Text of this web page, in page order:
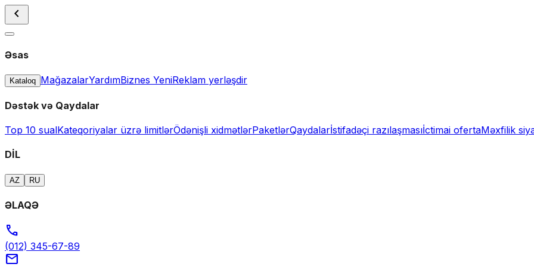
chevron_left
Əsas
Kataloq MağazalarYardımBiznes YeniReklam yerləşdir
Dəstək və Qaydalar
Top 10 sualKateqoriyalar üzrə limitlərÖdənişli xidmətlərPaketlərQaydalarİstifadəçi razılaşmasıİctimai ofertaMəxfilik
DİL
AZ RU
ƏLAQƏ
call
(012) 345-67-89
mail